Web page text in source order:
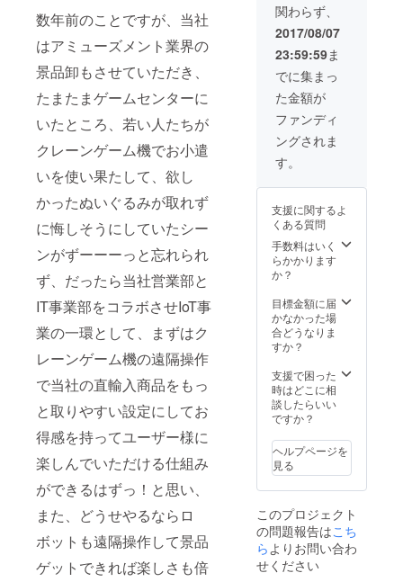
数年前のことですが、当社
はアミューズメント業界の
景品卸もさせていただき、
たまたまゲームセンターに
いたところ、若い人たちが
クレーンゲーム機でお小遣
いを使い果たして、欲し
かったぬいぐるみが取れず
に悔しそうにしていたシー
ンがずーーーっと忘れられ
ず、だったら当社営業部と
IT事業部をコラボさせIoT事
業の一環として、まずはク
レーンゲーム機の遠隔操作
で当社の直輸入商品をもっ
と取りやすい設定にしてお
得感を持ってユーザー様に
楽しんでいただける仕組み
ができるはずっ！と思い、
また、どうせやるならロ
ボットも遠隔操作して景品
ゲットできれば楽しさも倍
関わらず、
2017/08/07
23:59:59ま
でに集まっ
た金額が
ファンディ
ングされま
す。
支援に関するよ
くある質問
手数料はいく
らかかります
か？
目標金額に届
かなかった場
合どうなりま
すか？
支援で困った
時はどこに相
談したらいい
ですか？
ヘルプページを
見る
このプロジェクト
の問題報告はこち
らよりお問い合わ
せください